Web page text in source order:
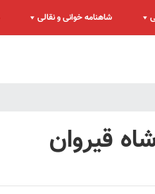
شاهنامه خوانی و نقالی